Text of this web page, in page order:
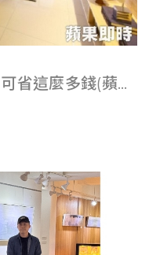
利息補貼＋青安 原來房貸可省這麼多錢(蘋果即時0725)